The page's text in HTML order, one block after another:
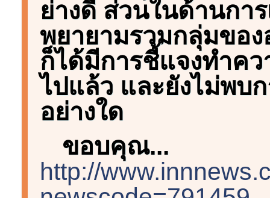
ย่างดี ส่วนในด้านกา
พยายามรวมกลุ่มขอ
ก็ได้มีการชี้แจงทำค
ไปแล้ว และยังไม่พบ
อย่างใด
ขอบคุณ...
http://